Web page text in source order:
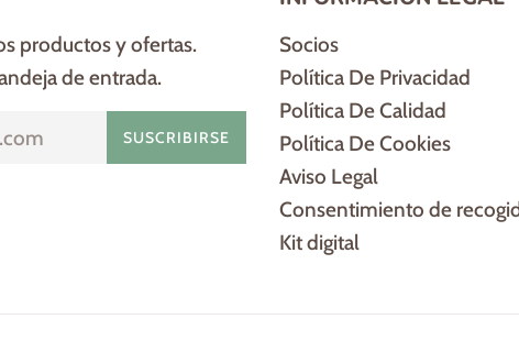
productos y ofertas.
de entrada.
SUSCRIBIRSE
Socios
Política De Privacidad
Política De Calidad
Política De Cookies
Aviso Legal
Consentimiento de
Kit digital